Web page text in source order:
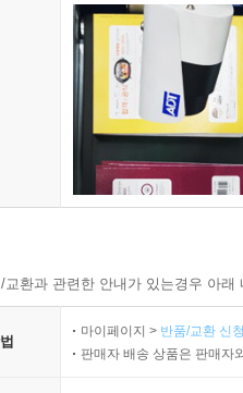
환과 관련한 안내가 있는경우 아
마이페이지 > 반품/교환 신
판매자 배송 상품은 판매자